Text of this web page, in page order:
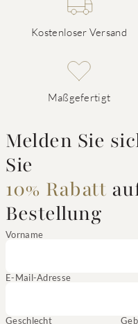
Kostenloser Versand
Maßgefertigt
Melden Sie
Sie
10% Rabatt
Bestellung
Vorname
E-Mail-Adresse
Geschlecht